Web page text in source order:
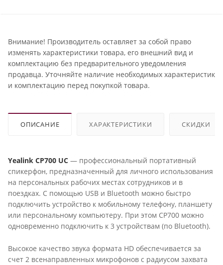
Внимание! Производитель оставляет за собой право
изменять характеристики товара, его внешний вид и
комплектацию без предварительного уведомления
продавца. Уточняйте наличие необходимых характеристик
и комплектацию перед покупкой товара.
ОПИСАНИЕ ХАРАКТЕРИСТИКИ СКИДКИ
Yealink CP700 UC — профессиональный портативный
спикерфон, предназначенный для личного использования
на персональных рабочих местах сотрудников и в
поездках. С помощью USB и Bluetooth можно быстро
подключить устройство к мобильному телефону, планшету
или персональному компьютеру. При этом CP700 можно
одновременно подключить к 3 устройствам (по Bluetooth).
Высокое качество звука формата HD обеспечивается за
счет 2 всенаправленных микрофонов с радиусом захвата